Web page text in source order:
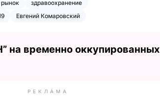
рынок
здравоохранение
Евгений Комаровский
на временно оккупированных
РЕКЛАМА